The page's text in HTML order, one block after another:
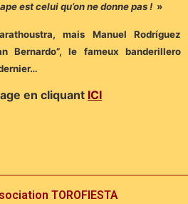
est celui qu’on ne donne pas ! »
mais Manuel Rodríguez
Bernardo”, le fameux banderillero
en cliquant ICI
TOROFIESTA